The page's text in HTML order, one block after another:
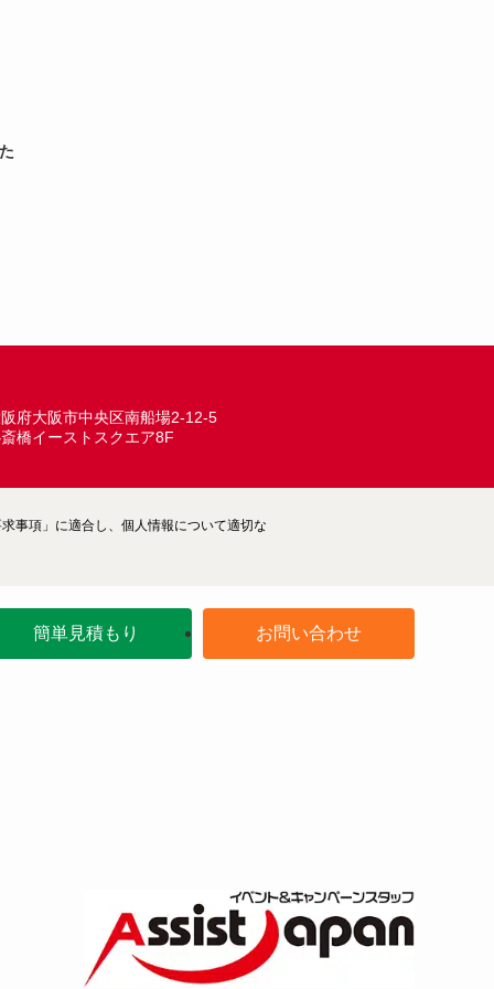
府大阪市中央区南船場2-12-5
橋イーストスクエア8F
事項」に適合し、個人情報について適切な
簡単見積もり お問い合わせ